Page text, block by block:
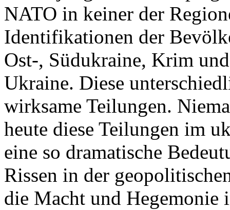
NATO in keiner der
Identifikationen der
Ost-, Südukraine, Krim
Ukraine. Diese
wirksame Teilungen.
heute diese Teilungen im
eine so dramatische
Rissen in der
die Macht und Hegemonie